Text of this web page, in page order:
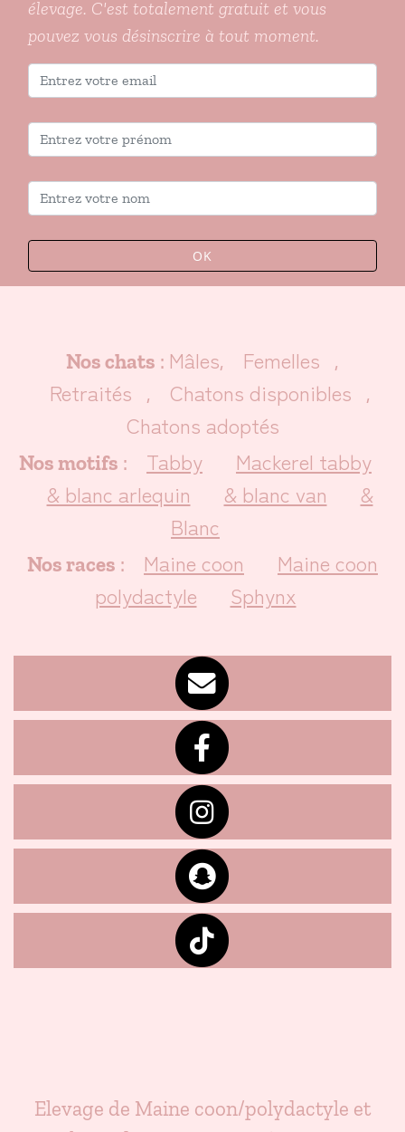
élevage. C'est totalement gratuit et vous
pouvez vous désinscrire à tout moment.
OK
Nos chats : Mâles, Femelles ,
Retraités , Chatons disponibles ,
Chatons adoptés
Nos motifs : Tabby
Mackerel tabby
& blanc arlequin
& blanc van
&
Blanc
Nos races : Maine coon
Maine coon
polydactyle
Sphynx
Elevage de Maine coon/polydactyle et